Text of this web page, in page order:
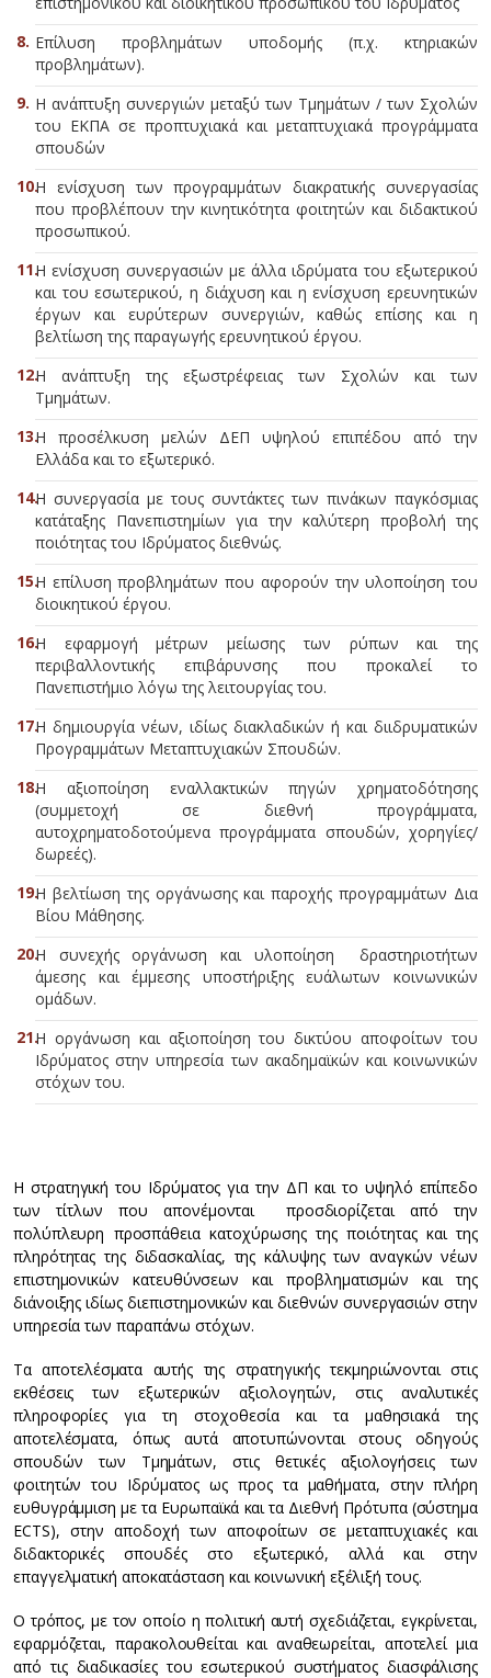
Επίλυση προβλημάτων υποδομής (π.χ. κτηριακών
προβλημάτων).
Η ανάπτυξη συνεργιών μεταξύ των Τμημάτων / των Σχολών
του ΕΚΠΑ σε προπτυχιακά και μεταπτυχιακά προγράμματα
σπουδών
Η ενίσχυση των προγραμμάτων διακρατικής συνεργασίας
που προβλέπουν την κινητικότητα φοιτητών και διδακτικού
προσωπικού.
Η ενίσχυση συνεργασιών με άλλα ιδρύματα του εξωτερικού
και του εσωτερικού, η διάχυση και η ενίσχυση ερευνητικών
έργων και ευρύτερων συνεργιών, καθώς επίσης και η
βελτίωση της παραγωγής ερευνητικού έργου.
Η ανάπτυξη της εξωστρέφειας των Σχολών και των
Τμημάτων.
Η προσέλκυση μελών ΔΕΠ υψηλού επιπέδου από την
Ελλάδα και το εξωτερικό.
Η συνεργασία με τους συντάκτες των πινάκων παγκόσμιας
κατάταξης Πανεπιστημίων για την καλύτερη προβολή της
ποιότητας του Ιδρύματος διεθνώς.
Η επίλυση προβλημάτων που αφορούν την υλοποίηση του
διοικητικού έργου.
Η εφαρμογή μέτρων μείωσης των ρύπων και της
περιβαλλοντικής επιβάρυνσης που προκαλεί το
Πανεπιστήμιο λόγω της λειτουργίας του.
Η δημιουργία νέων, ιδίως διακλαδικών ή και διιδρυματικών
Προγραμμάτων Μεταπτυχιακών Σπουδών.
Η αξιοποίηση εναλλακτικών πηγών χρηματοδότησης
(συμμετοχή σε διεθνή προγράμματα,
αυτοχρηματοδοτούμενα προγράμματα σπουδών, χορηγίες/
δωρεές).
Η βελτίωση της οργάνωσης και παροχής προγραμμάτων Δια
Βίου Μάθησης.
Η συνεχής οργάνωση και υλοποίηση δραστηριοτήτων
άμεσης και έμμεσης υποστήριξης ευάλωτων κοινωνικών
ομάδων.
Η οργάνωση και αξιοποίηση του δικτύου αποφοίτων του
Ιδρύματος στην υπηρεσία των ακαδημαϊκών και κοινωνικών
στόχων του.
Η στρατηγική του Ιδρύματος για την ΔΠ και το υψηλό επίπεδο
των τίτλων που απονέμονται προσδιορίζεται από την
πολύπλευρη προσπάθεια κατοχύρωσης της ποιότητας και της
πληρότητας της διδασκαλίας, της κάλυψης των αναγκών νέων
επιστημονικών κατευθύνσεων και προβληματισμών και της
διάνοιξης ιδίως διεπιστημονικών και διεθνών συνεργασιών στην
υπηρεσία των παραπάνω στόχων.
Τα αποτελέσματα αυτής της στρατηγικής τεκμηριώνονται στις
εκθέσεις των εξωτερικών αξιολογητών, στις αναλυτικές
πληροφορίες για τη στοχοθεσία και τα μαθησιακά της
αποτελέσματα, όπως αυτά αποτυπώνονται στους οδηγούς
σπουδών των Τμημάτων, στις θετικές αξιολογήσεις των
φοιτητών του Ιδρύματος ως προς τα μαθήματα, στην πλήρη
ευθυγράμμιση με τα Ευρωπαϊκά και τα Διεθνή Πρότυπα (σύστημα
ECTS), στην αποδοχή των αποφοίτων σε μεταπτυχιακές και
διδακτορικές σπουδές στο εξωτερικό, αλλά και στην
επαγγελματική αποκατάσταση και κοινωνική εξέλιξή τους.
Ο τρόπος, με τον οποίο η πολιτική αυτή σχεδιάζεται, εγκρίνεται,
εφαρμόζεται, παρακολουθείται και αναθεωρείται, αποτελεί μια
από τις διαδικασίες του εσωτερικού συστήματος διασφάλισης